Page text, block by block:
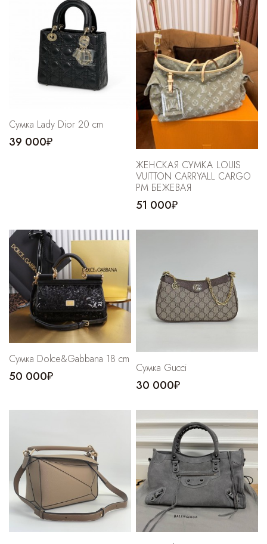
Cумка Lady Dior 20 cm
39 000₽
ЖЕНСКАЯ СУМКА LOUIS
VUITTON CARRYALL CARGO
PM БЕЖЕВАЯ
51 000₽
Сумка Dolce&Gabbana 18 cm
50 000₽
Сумка Gucci
30 000₽
Cпортивные брюки
Комбинезоны